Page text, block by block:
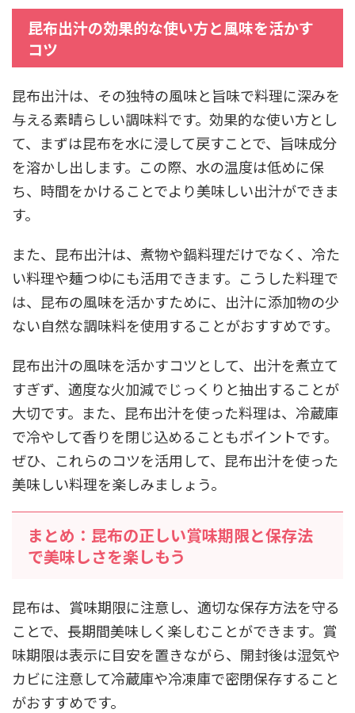
昆布出汁の効果的な使い方と風味を活かす
コツ
昆布出汁は、その独特の風味と旨味で料理に深みを
与える素晴らしい調味料です。効果的な使い方とし
て、まずは昆布を水に浸して戻すことで、旨味成分
を溶かし出します。この際、水の温度は低めに保
ち、時間をかけることでより美味しい出汁ができま
す。
また、昆布出汁は、煮物や鍋料理だけでなく、冷た
い料理や麺つゆにも活用できます。こうした料理で
は、昆布の風味を活かすために、出汁に添加物の少
ない自然な調味料を使用することがおすすめです。
昆布出汁の風味を活かすコツとして、出汁を煮立て
すぎず、適度な火加減でじっくりと抽出することが
大切です。また、昆布出汁を使った料理は、冷蔵庫
で冷やして香りを閉じ込めることもポイントです。
ぜひ、これらのコツを活用して、昆布出汁を使った
美味しい料理を楽しみましょう。
まとめ：昆布の正しい賞味期限と保存法
で美味しさを楽しもう
昆布は、賞味期限に注意し、適切な保存方法を守る
ことで、長期間美味しく楽しむことができます。賞
味期限は表示に目安を置きながら、開封後は湿気や
カビに注意して冷蔵庫や冷凍庫で密閉保存すること
がおすすめです。